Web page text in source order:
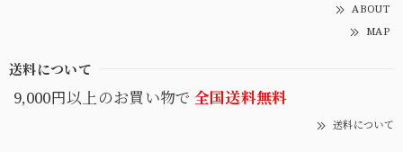
ABOUT
MAP
送料について
9,000円以上のお買い物で 全国送料無料
送料について